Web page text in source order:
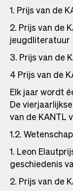
1. Prijs van de
2. Prijs van de
jeugdliteratuur
3. Prijs van de
4 Prijs van de
Elk jaar wordt
De
van de KANTL
1.2.
1. Leon
geschiedenis
2. Prijs van de